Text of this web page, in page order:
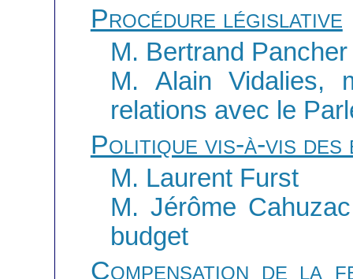
Procédure législative
M. Bertrand Pancher
M. Alain Vidalies,
relations avec le
Politique vis-à-vis
M. Laurent Furst
M. Jérôme
budget
Compensation de la